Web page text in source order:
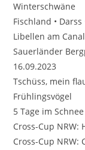
Winterschwäne
Fischland •
Libellen am
Sauerländer
16.09.2023
Tschüss, mein
Frühlingsvögel
5 Tage im
Cross-Cup
Cross-Cup NRW: